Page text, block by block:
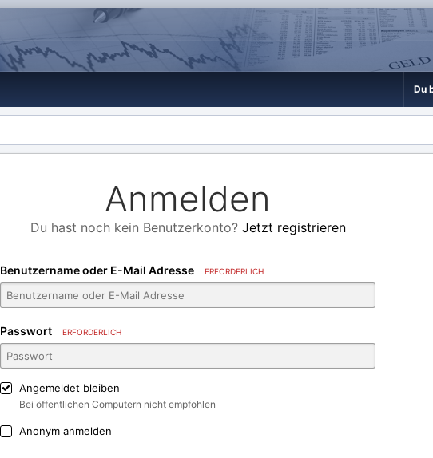
Du
Anmelden
Du hast noch kein Benutzerkonto? Jetzt registrieren
Benutzername oder E-Mail Adresse ERFORDERLICH
Passwort ERFORDERLICH
Angemeldet bleiben
Bei öffentlichen Computern nicht empfohlen
Anonym anmelden